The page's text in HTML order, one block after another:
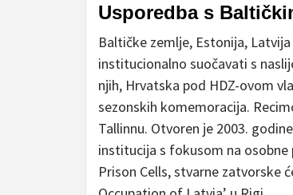
Usporedba s
Baltičke zemlje, Estonija,
institucionalno suočavati s
njih, Hrvatska pod HDZ-ovom
sezonskih komemoracija.
Tallinnu. Otvoren je 2003.
institucija s fokusom na osobne
Prison Cells, stvarne zatvorske